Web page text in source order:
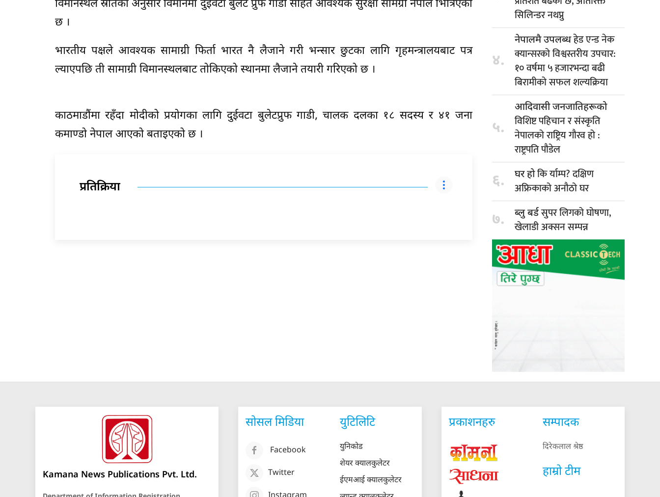
विमानस्थल स्रोतका अनुसार विमानमा दुईवटा बुलेट प्रुफ गाडी सहित आवश्यक सुरक्षा सामग्री नेपाल भित्रिएको
छ ।
भारतीय पक्षले आवश्यक सामाग्री फिर्ता भारत नै लैजाने गरी भन्सार छुटका लागि गृहमन्त्रालयबाट पत्र
ल्याएपछि ती सामाग्री विमानस्थलबाट तोकिएको स्थानमा लैजाने तयारी गरिएको छ ।
काठमाडौंमा रहँदा मोदीको प्रयोगका लागि दुईवटा बुलेटप्रुफ गाडी, चालक दलका १८ सदस्य र ४१ जना
कमाण्डो नेपाल आएको बताइएको छ ।
प्रतिक्रिया
सिलिन्डर नथप्नु
४.
नेपालमै उपलब्धहेड एन्ड नेक
क्यान्सरको विश्वस्तरीय उपचार:
१० वर्षमा ५ हजारभन्दा बढी
बिरामीको सफल शल्यक्रिया
५.
आदिवासी जनजातिहरूको
विशिष्ट पहिचान र संस्कृति
नेपालको राष्ट्रिय गौरव हो :
राष्ट्रपति पौडेल
६. घर होकि र्याम्प? दक्षिण
अफ्रिकाको अनौठो घर
७. ब्लु बर्डसुपर लिगको घोषणा,
खेलाडी अक्सन सम्पन्न
Kamana News Publications Pvt. Ltd.
सोसल मिडिया
Facebook
Twitter
युटिलिटि
युनिकोड
शेयर क्यालकुलेटर
ईएमआई क्यालकुलेटर
प्रकाशनहरु सम्पादक
दिरेकलाल श्रेष्ठ
हाम्रो टीम